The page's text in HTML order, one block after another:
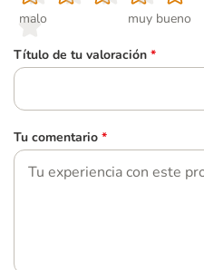
malo
muy bueno
Título de tu valoración *
Tu comentario *